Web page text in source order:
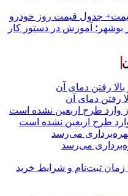
جدول قیمت روز خودرو
بوشهر؛ آموزش در دستور کار
رفتن دمای آن
می‌رسد
ثبت‌نام و شرایط خرید